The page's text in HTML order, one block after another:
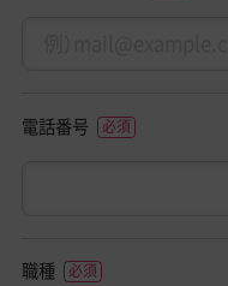
電話番号
職種